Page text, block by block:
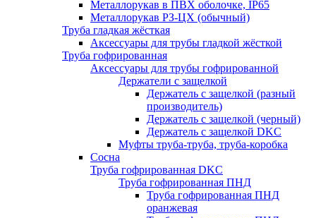
Металлорукав в ПВХ оболочке, IP65
Металлорукав РЗ-ЦХ (обычный)
Труба гладкая жёсткая
Аксессуары для трубы гладкой жёсткой
Труба гофрированная
Аксессуары для трубы гофрированной
Держатели с защелкой
Держатель с защелкой (разный
производитель)
Держатель с защелкой (черный)
Держатель с защелкой DKC
Муфты труба-труба, труба-коробка
Сосна
Труба гофрированная DKC
Труба гофрированная ПНД
Труба гофрированная ПНД
оранжевая